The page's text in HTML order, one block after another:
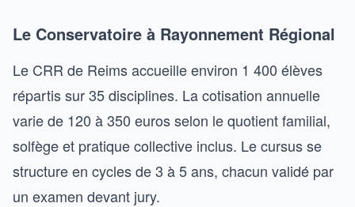
Le Conservatoire à Rayonnement Régional
Le CRR de Reims accueille environ 1 400 élèves
répartis sur 35 disciplines. La cotisation annuelle
varie de 120 à 350 euros selon le quotient familial,
solfège et pratique collective inclus. Le cursus se
structure en cycles de 3 à 5 ans, chacun validé par
un examen devant jury.